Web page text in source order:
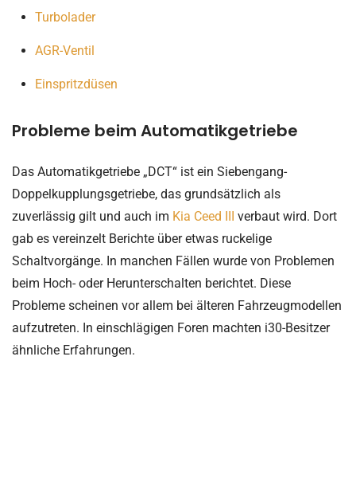
Turbolader
AGR-Ventil
Einspritzdüsen
Probleme beim Automatikgetriebe
Das Automatikgetriebe „DCT“ ist ein Siebengang-
Doppelkupplungsgetriebe, das grundsätzlich als
zuverlässig gilt und auch im Kia Ceed III verbaut wird. Dort
gab es vereinzelt Berichte über etwas ruckelige
Schaltvorgänge. In manchen Fällen wurde von Problemen
beim Hoch- oder Herunterschalten berichtet. Diese
Probleme scheinen vor allem bei älteren Fahrzeugmodellen
aufzutreten. In einschlägigen Foren machten i30-Besitzer
ähnliche Erfahrungen.